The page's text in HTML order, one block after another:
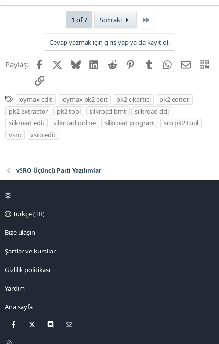
JOYMAX PK2 EXTRACTOR ÇIKARTICI
2026 DOWNLOAD İNDİR:
1 of 7 Sonraki
Cevap yazmak için giriş yap ya da kayıt ol.
Paylaş: Facebook BlueskyLinkedIn
Reddit PinterestTumblr WhatsApp
E-posta
Link
E
t
i
k
e
e
r
joymax edit joymax pk2 edit pk2 çıkartıcı
pk2 editor
pk2 extractor
pk2 tool silkroad bmt
silkroad ddj
silkroad edit
silkroad online silkroad program
sro pk2 tool
vsro
vsro edit
vSRO Üçüncü Parti Yazılımlar
Türkçe (TR)
Bize ulaşın
Şartlar ve kurallar
Gizlilik politikası
Yardım
Ana sayfa
Facebook Discord
R